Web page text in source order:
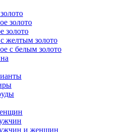
золото
золото
желтым золото
с белым золото
и женщин